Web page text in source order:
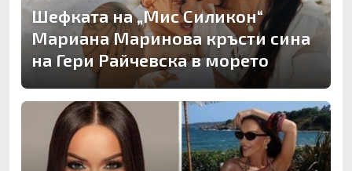
Шефката на „Мис Силикон“
Мариана Маринова кръсти сина
на Гери Райчевска в морето